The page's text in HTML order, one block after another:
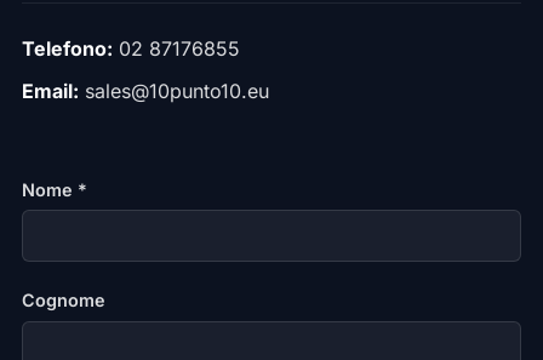
Telefono: 02 87176855
Email: sales@10punto10.eu
Nome *
Cognome